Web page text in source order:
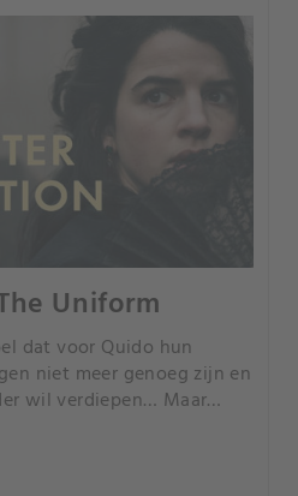
Uniform
dat voor Quido hun
niet meer genoeg zijn en
wil verdiepen… Maar